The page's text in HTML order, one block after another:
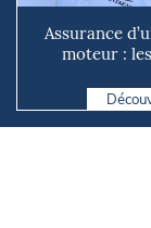
Assurance
moteur :
d...